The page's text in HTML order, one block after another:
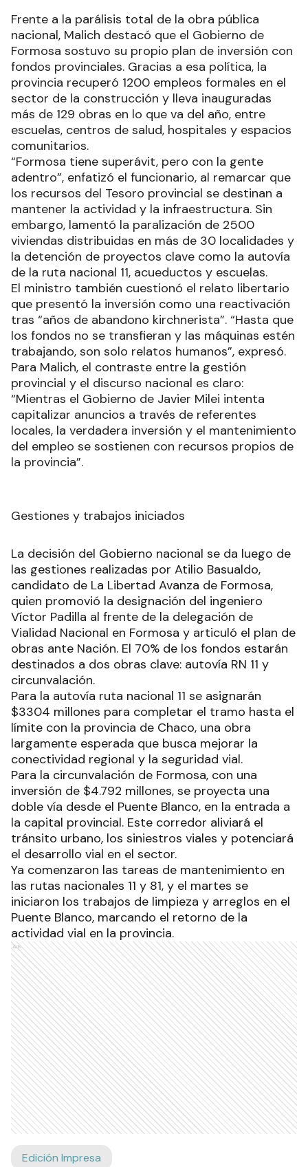
Frente a la parálisis total de la obra pública
nacional, Malich destacó que el Gobierno de
Formosa sostuvo su propio plan de inversión con
fondos provinciales. Gracias a esa política, la
provincia recuperó 1200 empleos formales en el
sector de la construcción y lleva inauguradas
más de 129 obras en lo que va del año, entre
escuelas, centros de salud, hospitales y espacios
comunitarios.
“Formosa tiene superávit, pero con la gente
adentro”, enfatizó el funcionario, al remarcar que
los recursos del Tesoro provincial se destinan a
mantener la actividad y la infraestructura. Sin
embargo, lamentó la paralización de 2500
viviendas distribuidas en más de 30 localidades y
la detención de proyectos clave como la autovía
de la ruta nacional 11, acueductos y escuelas.
El ministro también cuestionó el relato libertario
que presentó la inversión como una reactivación
tras “años de abandono kirchnerista”. “Hasta que
los fondos no se transfieran y las máquinas estén
trabajando, son solo relatos humanos”, expresó.
Para Malich, el contraste entre la gestión
provincial y el discurso nacional es claro:
“Mientras el Gobierno de Javier Milei intenta
capitalizar anuncios a través de referentes
locales, la verdadera inversión y el mantenimiento
del empleo se sostienen con recursos propios de
la provincia”.
Gestiones y trabajos iniciados
La decisión del Gobierno nacional se da luego de
las gestiones realizadas por Atilio Basualdo,
candidato de La Libertad Avanza de Formosa,
quien promovió la designación del ingeniero
Víctor Padilla al frente de la delegación de
Vialidad Nacional en Formosa y articuló el plan de
obras ante Nación. El 70% de los fondos estarán
destinados a dos obras clave: autovía RN 11 y
circunvalación.
Para la autovía ruta nacional 11 se asignarán
$3304 millones para completar el tramo hasta el
límite con la provincia de Chaco, una obra
largamente esperada que busca mejorar la
conectividad regional y la seguridad vial.
Para la circunvalación de Formosa, con una
inversión de $4.792 millones, se proyecta una
doble vía desde el Puente Blanco, en la entrada a
la capital provincial. Este corredor aliviará el
tránsito urbano, los siniestros viales y potenciará
el desarrollo vial en el sector.
Ya comenzaron las tareas de mantenimiento en
las rutas nacionales 11 y 81, y el martes se
iniciaron los trabajos de limpieza y arreglos en el
Puente Blanco, marcando el retorno de la
actividad vial en la provincia.
Ads
Edición Impresa